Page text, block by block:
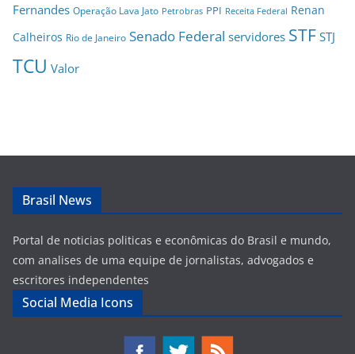
Fernandes Operação Lava Jato Petrobras PPI Receita Federal Renan
Calheiros Rio de Janeiro Senado Federal servidores STF STJ
TCU Valor
Brasil News
Portal de noticias politicas e econômicas do Brasil e mundo,
com analises de uma equipe de jornalistas, advogados e
escritores independentes
Social Media Icons